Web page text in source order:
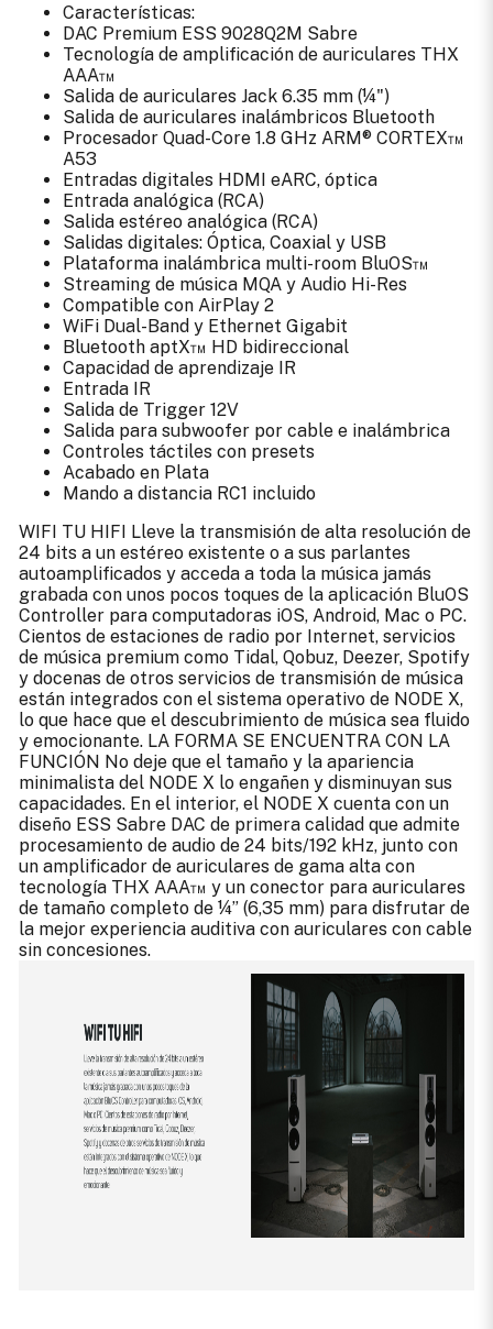
Características:
DAC Premium ESS 9028Q2M Sabre
Tecnología de amplificación de auriculares THX
AAA™
Salida de auriculares Jack 6.35 mm (¼")
Salida de auriculares inalámbricos Bluetooth
Procesador Quad-Core 1.8 GHz ARM® CORTEX™
A53
Entradas digitales HDMI eARC, óptica
Entrada analógica (RCA)
Salida estéreo analógica (RCA)
Salidas digitales: Óptica, Coaxial y USB
Plataforma inalámbrica multi-room BluOS™
Streaming de música MQA y Audio Hi-Res
Compatible con AirPlay 2
WiFi Dual-Band y Ethernet Gigabit
Bluetooth aptX™ HD bidireccional
Capacidad de aprendizaje IR
Entrada IR
Salida de Trigger 12V
Salida para subwoofer por cable e inalámbrica
Controles táctiles con presets
Acabado en Plata
Mando a distancia RC1 incluido
WIFI TU HIFI Lleve la transmisión de alta resolución de
24 bits a un estéreo existente o a sus parlantes
autoamplificados y acceda a toda la música jamás
grabada con unos pocos toques de la aplicación BluOS
Controller para computadoras iOS, Android, Mac o PC.
Cientos de estaciones de radio por Internet, servicios
de música premium como Tidal, Qobuz, Deezer, Spotify
y docenas de otros servicios de transmisión de música
están integrados con el sistema operativo de NODE X,
lo que hace que el descubrimiento de música sea fluido
y emocionante. LA FORMA SE ENCUENTRA CON LA
FUNCIÓN No deje que el tamaño y la apariencia
minimalista del NODE X lo engañen y disminuyan sus
capacidades. En el interior, el NODE X cuenta con un
diseño ESS Sabre DAC de primera calidad que admite
procesamiento de audio de 24 bits/192 kHz, junto con
un amplificador de auriculares de gama alta con
tecnología THX AAA™ y un conector para auriculares
de tamaño completo de ¼” (6,35 mm) para disfrutar de
la mejor experiencia auditiva con auriculares con cable
sin concesiones.